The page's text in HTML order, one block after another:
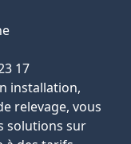
17
installation,
relevage, vous
solutions sur